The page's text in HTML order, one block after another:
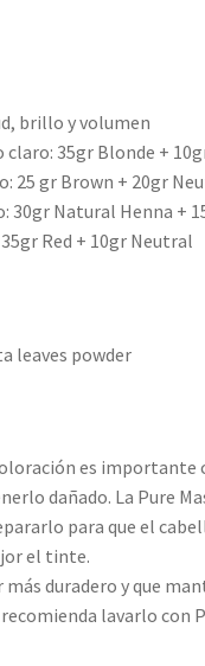
brillo y volumen
claro: 35gr Blonde +
25 gr Brown + 20gr
30gr Natural Henna +
Red + 10gr Neutral
leaves powder
es importante
dañado. La Pure
para que el
el tinte.
más duradero y que
lavarlo con